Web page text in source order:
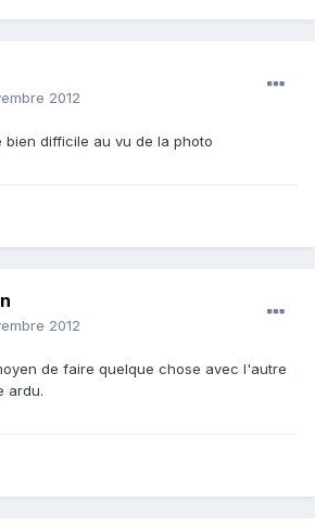
2012
bien difficile au vu de la photo
2012
de faire quelque chose avec l'autre
ardu.